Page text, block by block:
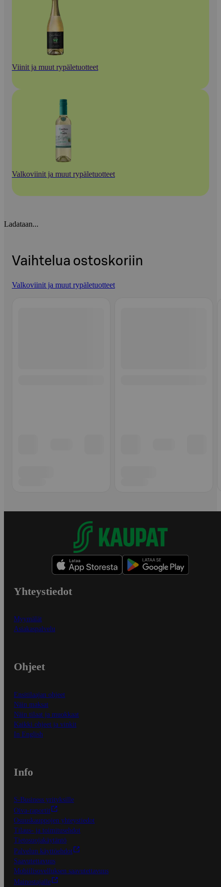
Viinit ja muut rypäletuotteet
Valkoviinit ja muut rypäletuotteet
Ladataan...
Vaihtelua ostoskoriin
Valkoviinit ja muut rypäletuotteet
Yhteystiedot
Myymälät
Asiakaspalvelu
Ohjeet
Ensitilaajan ohjeet
Näin maksat
Näin tilaat ja muokkaat
Kaikki ohjeet ja vinkit
In English
Info
S-Business yrityksille
Oiva-raportit
Osuuskauppojen yhteystiedot
Tilaus- ja toimitusehdot
Tietosuojakäytäntö
Palvelun käyttöehdot
Saavutettavuus
Mobiilisovelluksen saavutettavuus
Mainostajalle